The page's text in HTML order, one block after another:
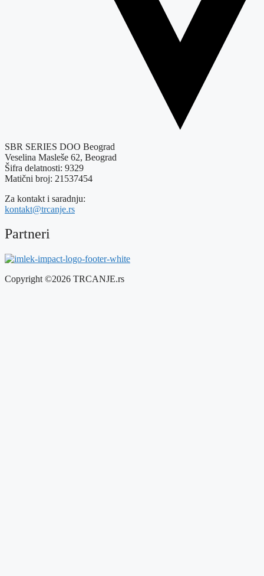
SBR SERIES DOO Beograd
Veselina Masleše 62, Beograd
Šifra delatnosti: 9329
Matični broj: 21537454
Za kontakt i saradnju:
kontakt@trcanje.rs
Partneri
Copyright ©2026 TRCANJE.rs